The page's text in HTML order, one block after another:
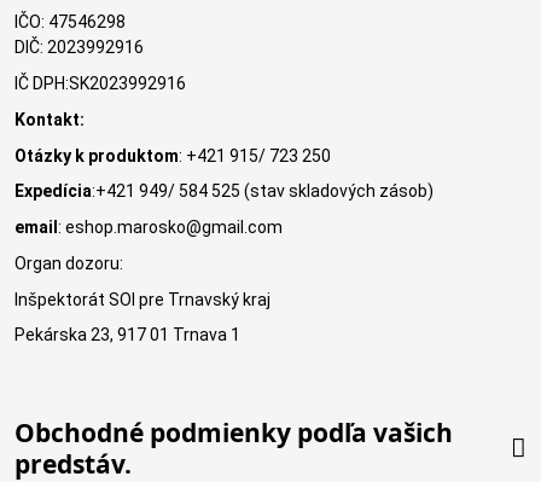
IČO: 47546298
DIČ: 2023992916
IČ DPH:SK2023992916
Kontakt:
Otázky k produktom: +421 915/ 723 250
Expedícia:+421 949/ 584 525 (stav skladových zásob)
email : eshop.marosko@gmail.com
Organ dozoru:
Inšpektorát SOI pre Trnavský kraj
Pekárska 23, 917 01 Trnava 1
Obchodné podmienky podľa vašich
predstáv.